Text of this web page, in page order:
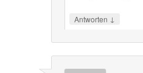
Antworten ↓